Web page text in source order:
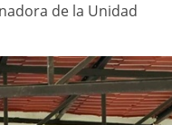
de la Unidad